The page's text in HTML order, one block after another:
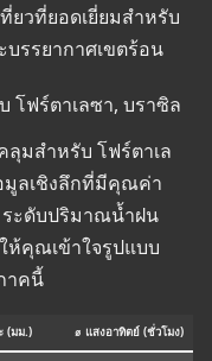
ยวที่ยอดเยี่ยมสำหรับ
รรยากาศเขตร้อน
ฟร์ตาเลซา, บราซิล
มสำหรับ โฟร์ตาเล
มูลเชิงลึกที่มีคุณค่า
ระดับปริมาณน้ำฝน
ห้คุณเข้าใจรูปแบบ
าคนี้
(มม.) ⌀ แสงอาทิตย์ (ชั่วโมง)